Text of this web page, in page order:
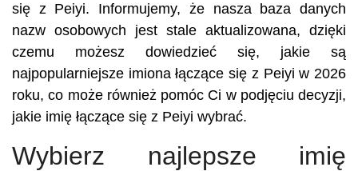
się z Peiyi. Informujemy, że nasza baza danych
nazw osobowych jest stale aktualizowana, dzięki
czemu możesz dowiedzieć się, jakie są
najpopularniejsze imiona łączące się z Peiyi w 2026
roku, co może również pomóc Ci w podjęciu decyzji,
jakie imię łączące się z Peiyi wybrać.
Wybierz najlepsze imię